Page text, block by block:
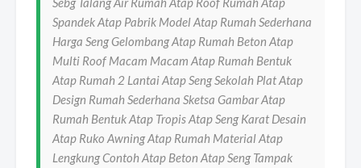
Spandek Atap Pabrik Model Atap Rumah Sederhana
Harga Seng Gelombang Atap Rumah Beton Atap
Multi Roof Macam Macam Atap Rumah Bentuk
Atap Rumah 2 Lantai Atap Seng Sekolah Plat Atap
Design Rumah Sederhana Sketsa Gambar Atap
Rumah Bentuk Atap Tropis Atap Seng Karat Desain
Atap Ruko Awning Atap Rumah Material Atap
Lengkung Contoh Atap Beton Atap Seng Tampak